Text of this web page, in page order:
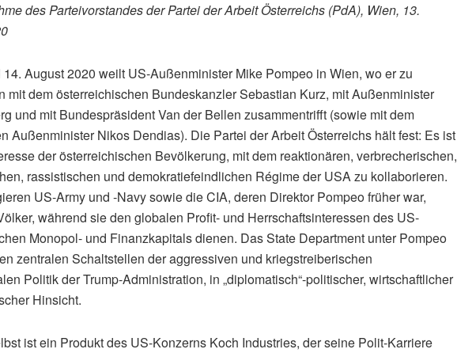
des Parteivorstandes der Partei der Arbeit Österreichs (PdA), Wien, 13.
14. August 2020 weilt US-Außenminister Mike Pompeo in Wien, wo er zu
mit dem österreichischen Bundeskanzler Sebastian Kurz, mit Außenminister
und mit Bundespräsident Van der Bellen zusammentrifft (sowie mit dem
Außenminister Nikos Dendias). Die Partei der Arbeit Österreichs hält fest: Es ist
der österreichischen Bevölkerung, mit dem reaktionären, verbrecherischen,
rassistischen und demokratiefeindlichen Régime der USA zu kollaborieren.
US-Army und ‑Navy sowie die CIA, deren Direktor Pompeo früher war,
während sie den globalen Profit- und Herrschaftsinteressen des US-
Monopol- und Finanzkapitals dienen. Das State Department unter Pompeo
zentralen Schaltstellen der aggressiven und kriegstreiberischen
Politik der Trump-Administration, in „diplomatisch“-politischer, wirtschaftlicher
Hinsicht.
ist ein Produkt des US-Konzerns Koch Industries, der seine Polit-Karriere